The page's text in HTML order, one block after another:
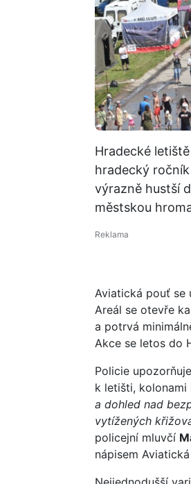
Hradecké
hradecký
výrazně hustší
městskou
Aviatická pouť se
Areál se otevře
a potrvá
Akce se letos do
Policie
k letišti, kolonami
a dohled nad
vytížených
policejní mluvčí
nápisem